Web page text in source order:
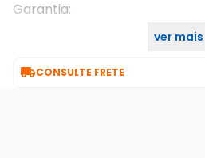
Garantia:
ver mais
CONSULTE FRETE